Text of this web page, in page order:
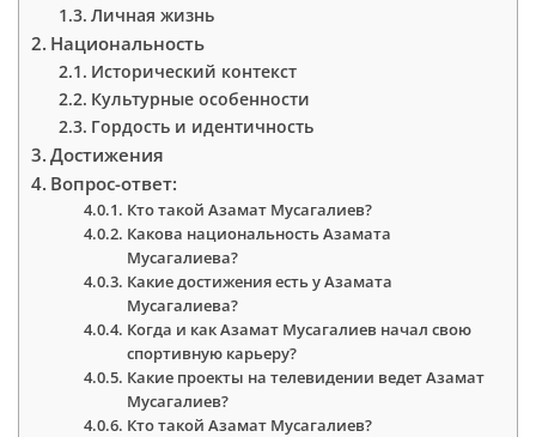
Личная жизнь
Национальность
Исторический контекст
Культурные особенности
Гордость и идентичность
Достижения
Вопрос-ответ:
Кто такой Азамат Мусагалиев?
Какова национальность Азамата
Мусагалиева?
Какие достижения есть у Азамата
Мусагалиева?
Когда и как Азамат Мусагалиев начал свою
спортивную карьеру?
Какие проекты на телевидении ведет Азамат
Мусагалиев?
Кто такой Азамат Мусагалиев?